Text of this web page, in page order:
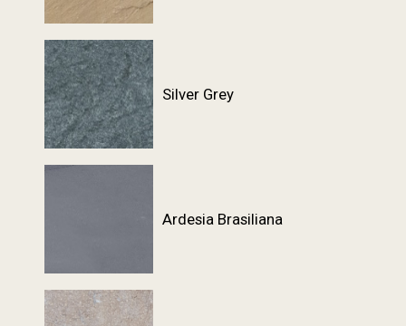
Silver Grey
Ardesia Brasiliana